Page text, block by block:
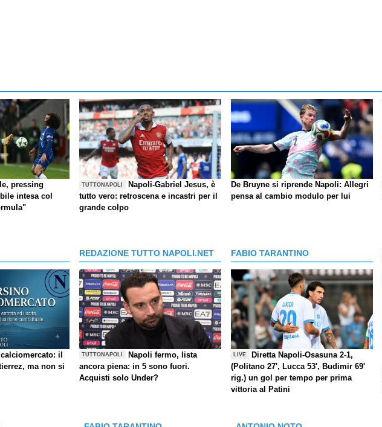
pressing
intesa col
TUTTONAPOLI
Napoli-Gabriel Jesus, è
tutto vero: retroscena e incastri per il
grande colpo
De Bruyne si riprende Napoli: Allegri
pensa al cambio modulo per lui
il
ma non si
REDAZIONE TUTTO NAPOLI.NET
TUTTONAPOLI
Napoli fermo, lista
ancora piena: in 5 sono fuori.
Acquisti solo Under?
FABIO TARANTINO
LIVE
Diretta Napoli-Osasuna 2-1,
(Politano 27', Lucca 53', Budimir 69'
rig.) un gol per tempo per prima
vittoria al Patini